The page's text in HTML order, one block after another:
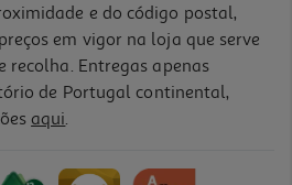
Fluxo Abundante L 3un
e do código postal,
em vigor na loja que serve
recolha. Entregas apenas
de Portugal continental,
aqui.